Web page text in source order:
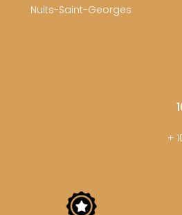
Nuits-Saint-Georges
+